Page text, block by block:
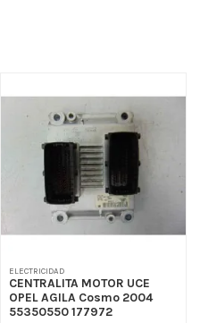
ELECTRICIDAD
CENTRALITA MOTOR UCE
OPEL AGILA Cosmo 2004
55350550 177972